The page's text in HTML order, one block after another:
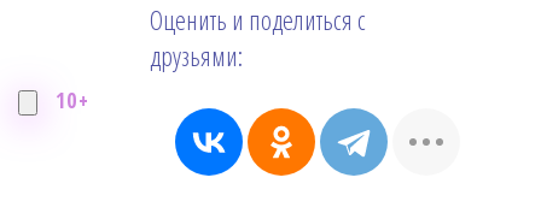
10+
Оценить и поделиться с
друзьями: